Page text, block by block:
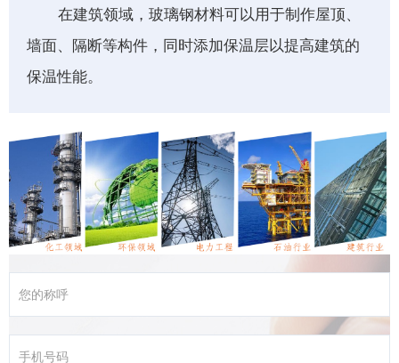
在建筑领域，玻璃钢材料可以用于制作屋顶、
墙面、隔断等构件，同时添加保温层以提高建筑的
保温性能。